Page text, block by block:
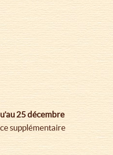
25 décembre
supplémentaire